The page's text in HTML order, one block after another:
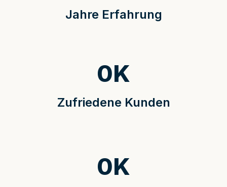
Jahre Erfahrung
Zufriedene Kunden
0K
0K